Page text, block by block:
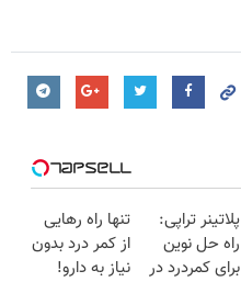
پلاتینر تراپی:
راه حل نوین
برای کمردرد در
تنها راه رهایی
از کمر درد بدون
نیاز به دارو!